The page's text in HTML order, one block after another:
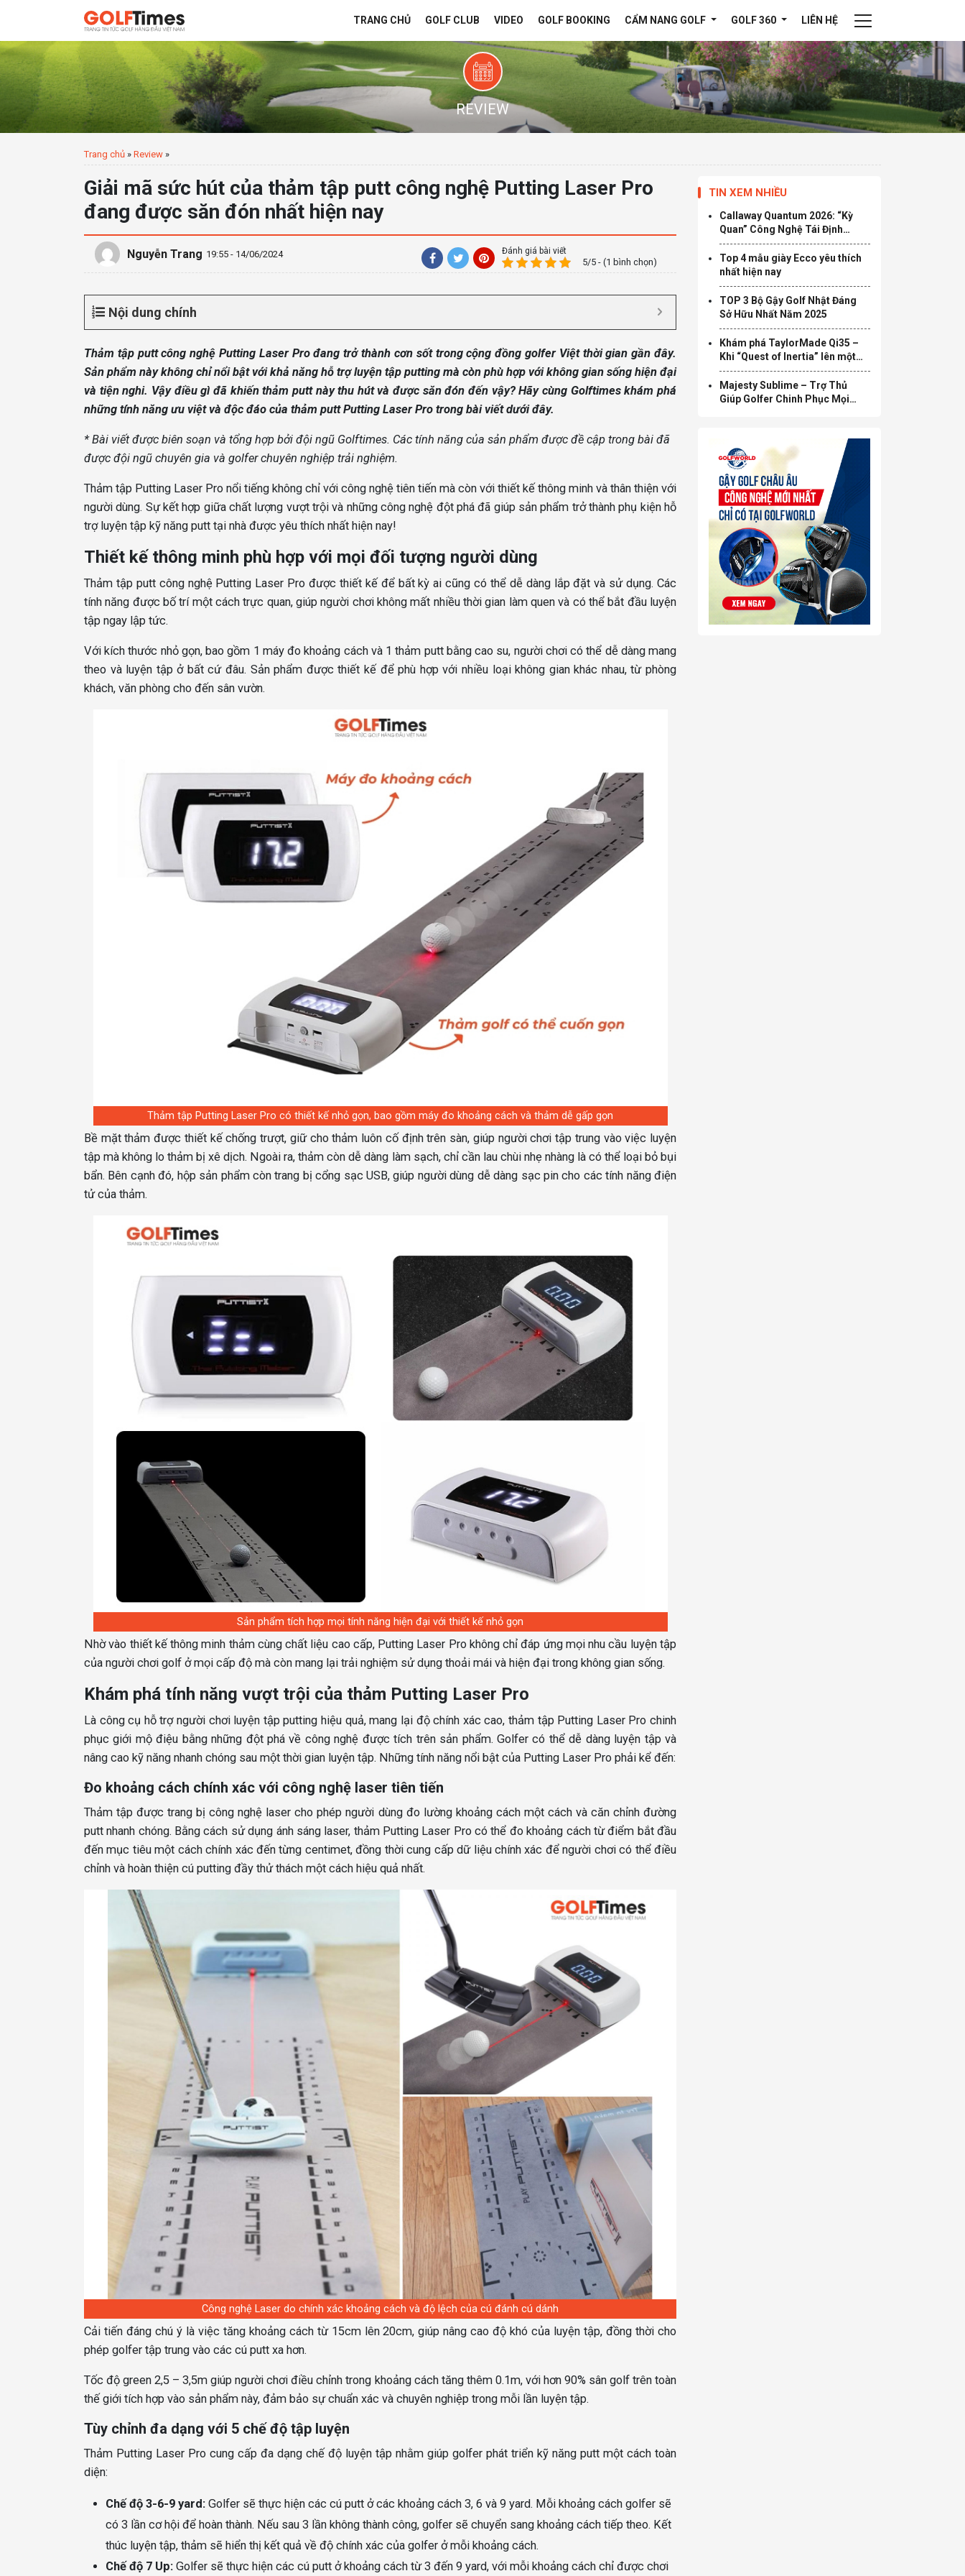
TRANG CHỦ GOLF CLUB VIDEO GOLF BOOKING CẨM NANG GOLF GOLF 360 LIÊN HỆ
REVIEW
Trang chủ » Review »
Giải mã sức hút của thảm tập putt công nghệ Putting Laser Pro
đang được săn đón nhất hiện nay
Nguyễn Trang 19:55 - 14/06/2024 Đánh giá bài viết
5/5 - (1 bình chọn)
Nội dung chính
Thảm tập putt công nghệ Putting Laser Pro đang trở thành cơn sốt trong cộng đồng golfer Việt thời gian gần đây.
Sản phẩm này không chỉ nổi bật với khả năng hỗ trợ luyện tập putting mà còn phù hợp với không gian sống hiện đại
và tiện nghi. Vậy điều gì đã khiến thảm putt này thu hút và được săn đón đến vậy? Hãy cùng Golftimes khám phá
những tính năng ưu việt và độc đáo của thảm putt Putting Laser Pro trong bài viết dưới đây.
* Bài viết được biên soạn và tổng hợp bởi đội ngũ Golftimes. Các tính năng của sản phẩm được đề cập trong bài đã
được đội ngũ chuyên gia và golfer chuyên nghiệp trải nghiệm.
Thảm tập Putting Laser Pro nổi tiếng không chỉ với công nghệ tiên tiến mà còn với thiết kế thông minh và thân thiện với
người dùng. Sự kết hợp giữa chất lượng vượt trội và những công nghệ đột phá đã giúp sản phẩm trở thành phụ kiện hỗ
trợ luyện tập kỹ năng putt tại nhà được yêu thích nhất hiện nay!
Thiết kế thông minh phù hợp với mọi đối tượng người dùng
Thảm tập putt công nghệ Putting Laser Pro được thiết kế để bất kỳ ai cũng có thể dễ dàng lắp đặt và sử dụng. Các
tính năng được bố trí một cách trực quan, giúp người chơi không mất nhiều thời gian làm quen và có thể bắt đầu luyện
tập ngay lập tức.
Với kích thước nhỏ gọn, bao gồm 1 máy đo khoảng cách và 1 thảm putt bằng cao su, người chơi có thể dễ dàng mang
theo và luyện tập ở bất cứ đâu. Sản phẩm được thiết kế để phù hợp với nhiều loại không gian khác nhau, từ phòng
khách, văn phòng cho đến sân vườn.
Thảm tập Putting Laser Pro có thiết kế nhỏ gọn, bao gồm máy đo khoảng cách và thảm dễ gấp gọn
Bề mặt thảm được thiết kế chống trượt, giữ cho thảm luôn cố định trên sàn, giúp người chơi tập trung vào việc luyện
tập mà không lo thảm bị xê dịch. Ngoài ra, thảm còn dễ dàng làm sạch, chỉ cần lau chùi nhẹ nhàng là có thể loại bỏ bụi
bẩn. Bên cạnh đó, hộp sản phẩm còn trang bị cổng sạc USB, giúp người dùng dễ dàng sạc pin cho các tính năng điện
tử của thảm.
Sản phẩm tích hợp mọi tính năng hiện đại với thiết kế nhỏ gọn
Nhờ vào thiết kế thông minh thảm cùng chất liệu cao cấp, Putting Laser Pro không chỉ đáp ứng mọi nhu cầu luyện tập
của người chơi golf ở mọi cấp độ mà còn mang lại trải nghiệm sử dụng thoải mái và hiện đại trong không gian sống.
Khám phá tính năng vượt trội của thảm Putting Laser Pro
Là công cụ hỗ trợ người chơi luyện tập putting hiệu quả, mang lại độ chính xác cao, thảm tập Putting Laser Pro chinh
phục giới mộ điệu bằng những đột phá về công nghệ được tích trên sản phẩm. Golfer có thể dễ dàng luyện tập và
nâng cao kỹ năng nhanh chóng sau một thời gian luyện tập. Những tính năng nổi bật của Putting Laser Pro phải kể đến:
Đo khoảng cách chính xác với công nghệ laser tiên tiến
Thảm tập được trang bị công nghệ laser cho phép người dùng đo lường khoảng cách một cách và căn chỉnh đường
putt nhanh chóng. Bằng cách sử dụng ánh sáng laser, thảm Putting Laser Pro có thể đo khoảng cách từ điểm bắt đầu
đến mục tiêu một cách chính xác đến từng centimet, đồng thời cung cấp dữ liệu chính xác để người chơi có thể điều
chỉnh và hoàn thiện cú putting đầy thử thách một cách hiệu quả nhất.
Công nghệ Laser do chính xác khoảng cách và độ lệch của cú đánh cú dánh
Cải tiến đáng chú ý là việc tăng khoảng cách từ 15cm lên 20cm, giúp nâng cao độ khó của luyện tập, đồng thời cho
phép golfer tập trung vào các cú putt xa hơn.
Tốc độ green 2,5 – 3,5m giúp người chơi điều chỉnh trong khoảng cách tăng thêm 0.1m, với hơn 90% sân golf trên toàn
thế giới tích hợp vào sản phẩm này, đảm bảo sự chuẩn xác và chuyên nghiệp trong mỗi lần luyện tập.
Tùy chỉnh đa dạng với 5 chế độ tập luyện
Thảm Putting Laser Pro cung cấp đa dạng chế độ luyện tập nhằm giúp golfer phát triển kỹ năng putt một cách toàn
diện:
Chế độ 3-6-9 yard: Golfer sẽ thực hiện các cú putt ở các khoảng cách 3, 6 và 9 yard. Mỗi khoảng cách golfer sẽ
có 3 lần cơ hội để hoàn thành. Nếu sau 3 lần không thành công, golfer sẽ chuyển sang khoảng cách tiếp theo. Kết
thúc luyện tập, thảm sẽ hiển thị kết quả về độ chính xác của golfer ở mỗi khoảng cách.
Chế độ 7 Up: Golfer sẽ thực hiện các cú putt ở khoảng cách từ 3 đến 9 yard, với mỗi khoảng cách chỉ được chơi
TIN XEM NHIỀU
Callaway Quantum 2026: “Kỳ
Quan” Công Nghệ Tái Định
Nghĩa Giới Hạn Tốc Độ
Top 4 mẫu giày Ecco yêu thích
nhất hiện nay
TOP 3 Bộ Gậy Golf Nhật Đáng
Sở Hữu Nhất Năm 2025
Khám phá TaylorMade Qi35 –
Khi “Quest of Inertia” lên một
tầm cao mới
Majesty Sublime – Trợ Thủ
Giúp Golfer Chinh Phục Mọi